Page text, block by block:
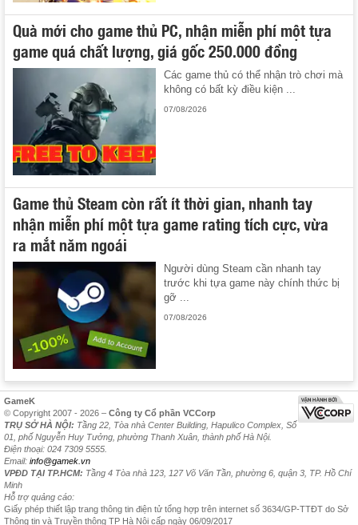
Quà mới cho game thủ PC, nhận miễn phí một tựa
game quá chất lượng, giá gốc 250.000 đồng
Các game thủ có thể nhận trò chơi mà
không có bất kỳ điều kiện ...
07/08/2026
Game thủ Steam còn rất ít thời gian, nhanh tay
nhận miễn phí một tựa game rating tích cực, vừa
ra mắt năm ngoái
Người dùng Steam cần nhanh tay
trước khi tựa game này chính thức bị
gỡ ...
07/08/2026
GameK
© Copyright 2007 - 2026 – Công ty Cổ phần VCCorp
TRỤ SỞ HÀ NỘI: Tầng 22, Tòa nhà Center Building, Hapulico Complex, Số
01, phố Nguyễn Huy Tưởng, phường Thanh Xuân, thành phố Hà Nội.
Điện thoại: 024 7309 5555.
Email: info@gamek.vn
VPĐD TẠI TP.HCM: Tầng 4 Tòa nhà 123, 127 Võ Văn Tần, phường 6, quận 3, TP. Hồ Chí
Minh
Hỗ trợ quảng cáo:
Giấy phép thiết lập trang thông tin điện tử tổng hợp trên internet số 3634/GP-TTĐT do Sở
Thông tin và Truyền thông TP Hà Nội cấp ngày 06/09/2017